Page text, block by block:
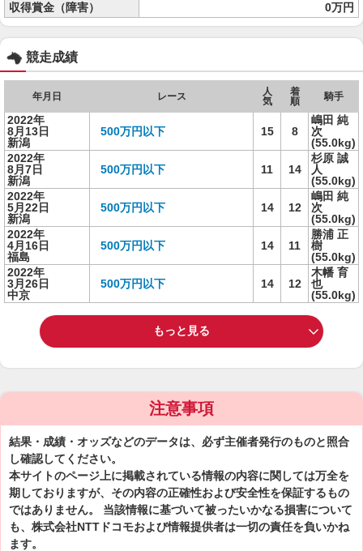
収得賞金（障害）
0万円
競走成績
年月日 レース
人
気
着
順
騎手
2022年
8月13日
新潟
500万円以下 15 8
嶋田 純
次
(55.0kg)
2022年
8月7日
新潟
500万円以下 11 14
杉原 誠
人
(55.0kg)
2022年
5月22日
新潟
500万円以下 14 12
嶋田 純
次
(55.0kg)
2022年
4月16日
福島
500万円以下 14 11
勝浦 正
樹
(55.0kg)
2022年
3月26日
中京
500万円以下 14 12
木幡 育
也
(55.0kg)
もっと見る
注意事項
結果・成績・オッズなどのデータは、必ず主催者発行のものと照合
し確認してください。
本サイトのページ上に掲載されている情報の内容に関しては万全を
期しておりますが、その内容の正確性および安全性を保証するもの
ではありません。 当該情報に基づいて被ったいかなる損害について
も、株式会社NTTドコモおよび情報提供者は一切の責任を負いかね
ます。